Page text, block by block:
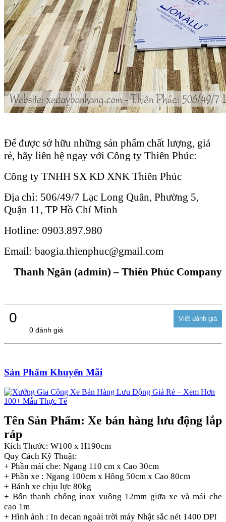
Để được sở hữu những sản phẩm chất lượng, giá
rẻ, hãy liên hệ ngay với Công ty Thiên Phúc:
Công ty TNHH SX KD XNK Thiên Phúc
Địa chỉ: 506/49/7 Lạc Long Quân, Phường 5,
Quận 11, TP Hồ Chí Minh
Hotline: 0903.897.980
Email: baogia.thienphuc@gmail.com
Thanh Ngân (admin) – Thiên Phúc Company
0
0 đánh giá
Sản Phẩm Khuyến Mãi
Tên Sản Phẩm: Xe bán hàng lưu động lắp
ráp
Kích Thước: W100 x H190cm
Quy Cách Kỹ Thuật:
+ Phần mái che: Ngang 110 cm x Cao 30cm
+ Phần xe : Ngang 100cm x Hông 50cm x Cao 80cm
+ Bánh xe chịu lực 80kg
+ Bốn thanh chống inox vuông 12mm giữa xe và mái che
cao 1m
+ Hình ảnh : In decan ngoài trời máy Nhật sắc nét 1400 DPI